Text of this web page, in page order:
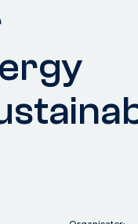
Electrochemistry for